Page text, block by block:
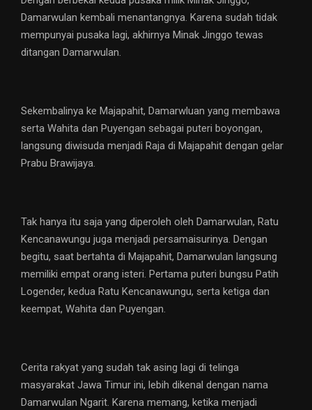
Damarwulan kembali menantangnya. Karena sudah tidak
mempunyai pusaka lagi, akhirnya Minak Jinggo tewas
ditangan Damarwulan.
Sekembalinya ke Majapahit, Damarwluan yang membawa
serta Wahita dan Puyengan sebagai puteri boyongan,
langsung diwisuda menjadi Raja di Majapahit dengan gelar
Prabu Brawijaya.
Tak hanya itu saja yang diperoleh oleh Damarwulan, Ratu
Kencanawungu juga menjadi persamaisurinya. Dengan
begitu, saat bertahta di Majapahit, Damarwulan langsung
memiliki empat orang isteri. Pertama puteri bungsu Patih
Logender, kedua Ratu Kencanawungu, serta ketiga dan
keempat, Wahita dan Puyengan.
Cerita rakyat yang sudah tak asing lagi di telinga
masyarakat Jawa Timur ini, lebih dikenal dengan nama
Damarwulan Ngarit. Karena memang, ketika menjadi